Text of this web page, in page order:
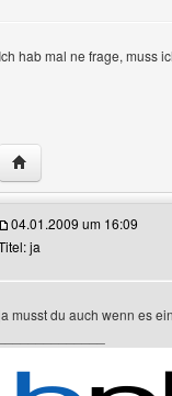
Profile anzeigen
Ich hab mal ne frage, muss
Website dieses
anzeigen
04.01.2009 um 16:09
ja
musst du auch wenn es